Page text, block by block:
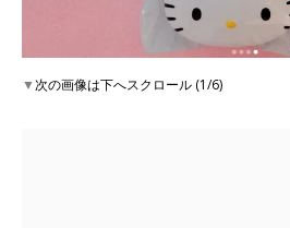
▼次の画像は下へスクロール (1/6)